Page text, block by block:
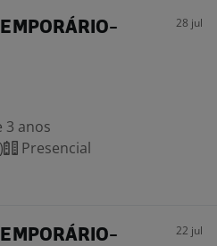
28 jul
3 anos
Presencial
22 jul